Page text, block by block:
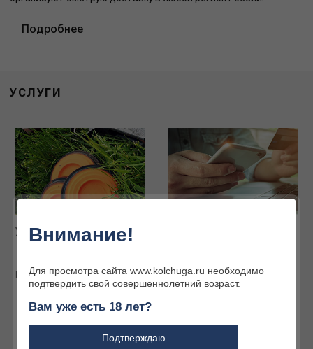
Подробнее
УСЛУГИ
Услуги наших партнёров
Подробнее
активного отдыха
Внимание!
Для просмотра сайта www.kolchuga.ru необходимо
подтвердить свой совершеннолетний возраст.
Вам уже есть 18 лет?
Подтверждаю